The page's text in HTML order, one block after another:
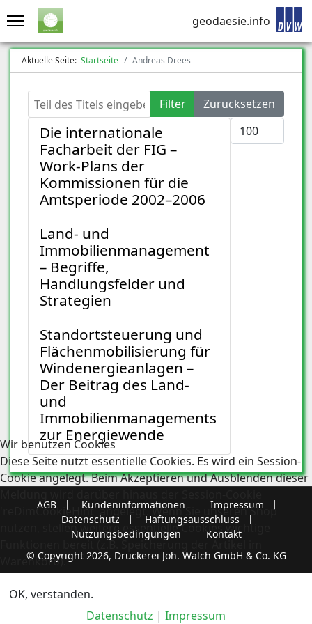
geodaesie.info
Aktuelle Seite: Startseite Andreas Drees
Teil des Titels eingeben Filter
Zurücksetzen
Anzeige #
Die internationale
Facharbeit der FIG –
Work-Plans der
Kommissionen für die
Amtsperiode 2002–2006
Land- und
Immobilienmanagement
– Begriffe,
Handlungsfelder und
Strategien
Standortsteuerung und
Flächenmobilisierung für
Windenergieanlagen –
Der Beitrag des Land-
und
Immobilienmanagements
zur Energiewende
AGB Kundeninformationen
Impressum
Datenschutz
Haftungsausschluss
Nutzungsbedingungen
Kontakt
© Copyright 2026, Druckerei Joh. Walch GmbH & Co. KG
Wir benutzen Cookies
Diese Seite nutzt essentielle Cookies. Es wird ein Session-
Cookie angelegt. Beim Akzeptieren und Ausblenden dieser
'reDimCookieHint' angelegt. Wenn Sie unseren Shop
nutzen, stellen weitere essentielle Cookies wichtige
Funktionen bereit (z.B. Speicherung der Artikel im
Warenkorb).
OK, verstanden.
Datenschutz | Impressum